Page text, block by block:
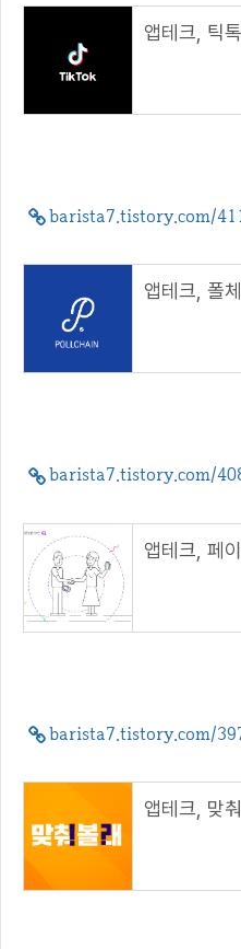
barista7.tistory.com/
barista7.tistory.com/
barista7.tistory.com/